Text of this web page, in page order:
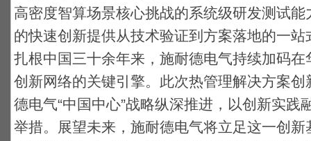
高密度智算场景核心挑战的系统级研发测试
的快速创新提供从技术验证到方案落地的一站
扎根中国三十余年来，施耐德电气持续加码
创新网络的关键引擎。此次热管理解决方案
德电气“中国中心”战略纵深推进，以创新实践
举措。展望未来，施耐德电气将立足这一创